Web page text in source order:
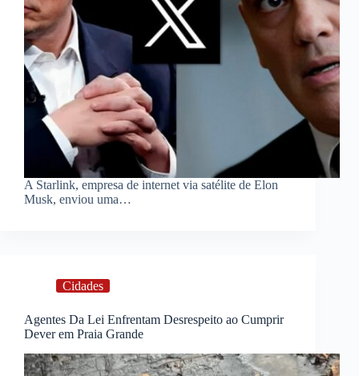
A Starlink, empresa de internet via satélite de Elon
Musk, enviou uma…
Cidades
Agentes Da Lei Enfrentam Desrespeito ao Cumprir
Dever em Praia Grande